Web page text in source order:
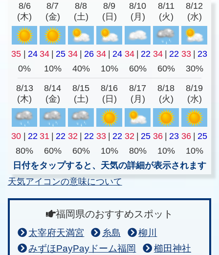
8/6
(木)
8/7
(金)
8/8
(土)
8/9
(日)
8/10
(月)
8/11
(火)
8/12
(水)
35 | 24 34 | 25 34 | 26 34 | 24 34 | 22 34 | 22 33 | 23
0%
10% 40% 10% 60% 60% 30%
8/13
(木)
8/14
(金)
8/15
(土)
8/16
(日)
8/17
(月)
8/18
(火)
8/19
(水)
30 | 22 31 | 22 32 | 22 33 | 22 32 | 25 36 | 23 36 | 25
80%
60% 60% 10% 80% 10%
10%
日付をタップすると、天気の詳細が表示されます
天気アイコンの意味について
福岡県のおすすめスポット
太宰府天満宮 糸島
柳川
みずほPayPayドーム福岡
櫛田神社